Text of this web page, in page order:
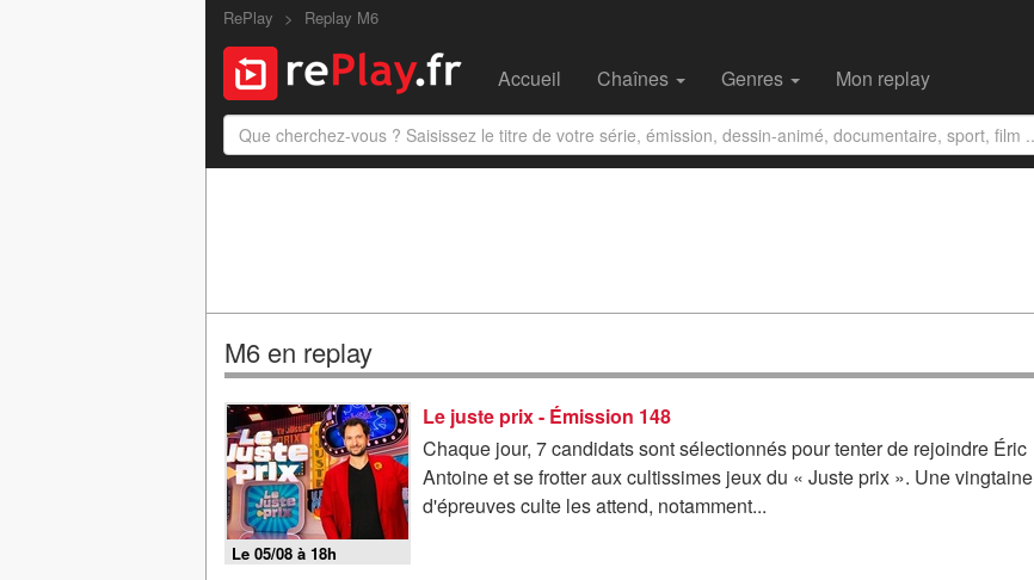
RePlay Replay M6
Accueil Chaînes Genres Mon replay
M6 en replay
Le 05/08 à 18h
Le juste prix - Émission 148
Chaque jour, 7 candidats sont sélectionnés pour tenter de rejoindre Éric
Antoine et se frotter aux cultissimes jeux du « Juste prix ». Une vingtaine
d'épreuves culte les attend, notamment...